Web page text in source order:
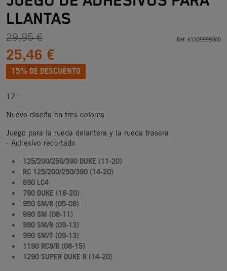
LLANTAS
29,95 €
25,46 €
15% DE DESCUENTO
Ref: 61309999000
17"
Nuevo diseño en tres colores
Juego para la rueda delantera y la rueda trasera
- Adhesivo recortado
125/200/250/390 DUKE (11-20)
RC 125/200/250/390 (14-20)
690 LC4
790 DUKE (18-20)
950 SM/R (05-08)
990 SM (08-11)
990 SM/R (09-13)
990 SM/T (09-13)
1190 RC8/R (08-15)
1290 SUPER DUKE R (14-20)